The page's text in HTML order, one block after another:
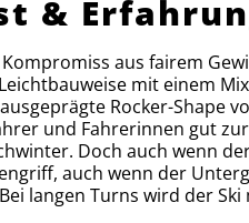
&
aus fairem
mit einem
Rocker-Shape
und Fahrerinnen gut
Doch auch wenn
auch wenn der
langen Turns wird der